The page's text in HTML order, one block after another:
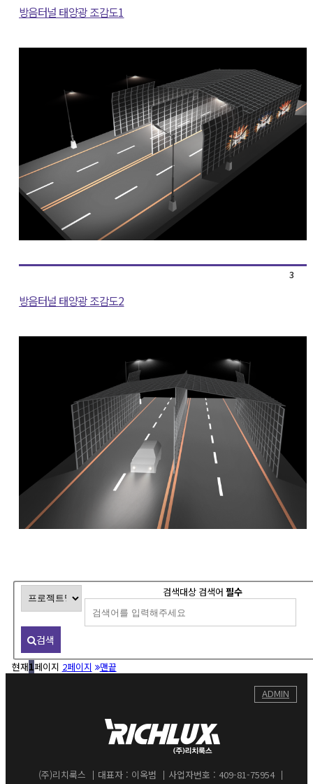
방음터널 태양광 조감도1
3
방음터널 태양광 조감도2
검색대상 검색어 필수
검색
현재1페이지 2페이지 맨끝
(주)리치룩스 대표자 : 이옥범
사업자번호 : 409-81-75954
ADMIN